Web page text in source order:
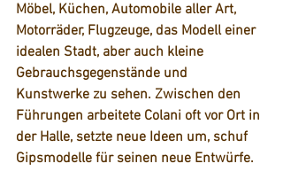
Möbel, Küchen, Automobile aller Art,
Motorräder, Flugzeuge, das Modell einer
idealen Stadt, aber auch kleine
Gebrauchsgegenstände und
Kunstwerke zu sehen. Zwischen den
Führungen arbeitete Colani oft vor Ort in
der Halle, setzte neue Ideen um, schuf
Gipsmodelle für seinen neue Entwürfe.